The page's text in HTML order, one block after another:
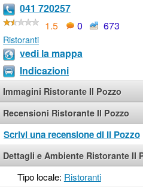
041 720257
1.5
0 673
Ristoranti
vedi la mappa
Indicazioni
Immagini Ristorante Il Pozzo
Recensioni Ristorante Il Pozzo
Scrivi una recensione di Il Pozzo
Dettagli e Ambiente Ristorante Il
Tipo locale: Ristoranti